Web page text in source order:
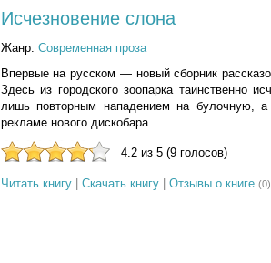
Исчезновение слона
Жанр: Современная проза
Впервые на русском — новый сборник
Здесь из городского зоопарка таинственно
лишь повторным нападением на булочную, а
рекламе нового дискобара…
4.2 из 5 (9 голосов)
Читать книгу| Скачать книгу| Отзывы о книге (0)